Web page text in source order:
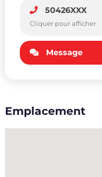
50426XXX
Cliquer pour afficher
Message
Emplacement